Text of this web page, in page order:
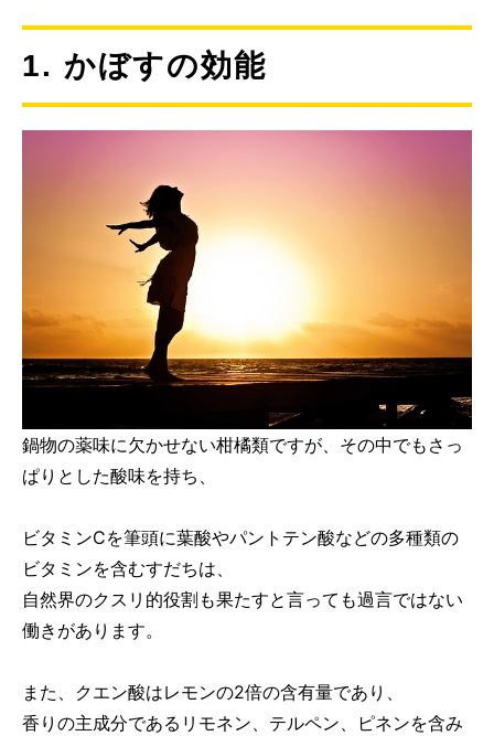
1. かぼすの効能
鍋物の薬味に欠かせない柑橘類ですが、その中でもさっ
ぱりとした酸味を持ち、
ビタミンCを筆頭に葉酸やパントテン酸などの多種類の
ビタミンを含むすだちは、
自然界のクスリ的役割も果たすと言っても過言ではない
働きがあります。
また、クエン酸はレモンの2倍の含有量であり、
香りの主成分であるリモネン、テルペン、ピネンを含み